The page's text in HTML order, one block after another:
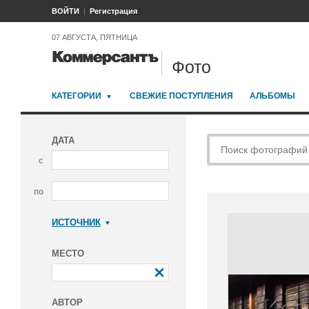
ВОЙТИ Регистрация
07 АВГУСТА, ПЯТНИЦА
Фото
КАТЕГОРИИ СВЕЖИЕ ПОСТУПЛЕНИЯ АЛЬБОМЫ
ДАТА
с
по
ИСТОЧНИК
МЕСТО
АВТОР